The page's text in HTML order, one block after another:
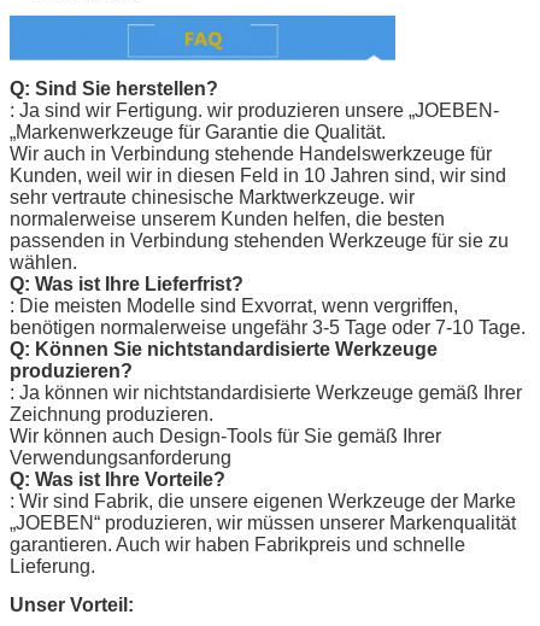
Q: Sind Sie herstellen?
: Ja sind wir Fertigung. wir produzieren unsere „JOEBEN-
„Markenwerkzeuge für Garantie die Qualität.
Wir auch in Verbindung stehende Handelswerkzeuge für
Kunden, weil wir in diesen Feld in 10 Jahren sind, wir sind
sehr vertraute chinesische Marktwerkzeuge. wir
normalerweise unserem Kunden helfen, die besten
passenden in Verbindung stehenden Werkzeuge für sie zu
wählen.
Q: Was ist Ihre Lieferfrist?
: Die meisten Modelle sind Exvorrat, wenn vergriffen,
benötigen normalerweise ungefähr 3-5 Tage oder 7-10 Tage.
Q: Können Sie nichtstandardisierte Werkzeuge
produzieren?
: Ja können wir nichtstandardisierte Werkzeuge gemäß Ihrer
Zeichnung produzieren.
Wir können auch Design-Tools für Sie gemäß Ihrer
Verwendungsanforderung
Q: Was ist Ihre Vorteile?
: Wir sind Fabrik, die unsere eigenen Werkzeuge der Marke
„JOEBEN“ produzieren, wir müssen unserer Markenqualität
garantieren. Auch wir haben Fabrikpreis und schnelle
Lieferung.
Unser Vorteil: